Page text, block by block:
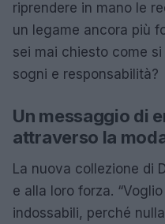
riprendere in mano le
un legame ancora più
sei mai chiesto come
sogni e responsabilità?
Un messaggio di
attraverso la
La nuova collezione di
e alla loro forza.
indossabili, perché